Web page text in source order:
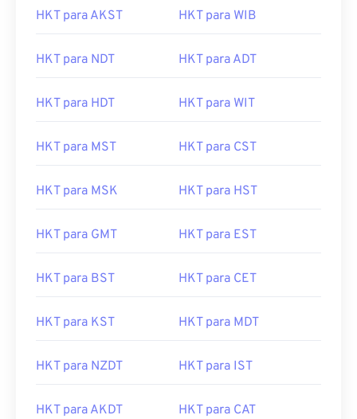
HKT para AKST HKT para WIB
HKT para NDT HKT para ADT
HKT para HDT HKT para WIT
HKT para MST HKT para CST
HKT para MSK HKT para HST
HKT para GMT HKT para EST
HKT para BST HKT para CET
HKT para KST HKT para MDT
HKT para NZDT HKT para IST
HKT para AKDT HKT para CAT